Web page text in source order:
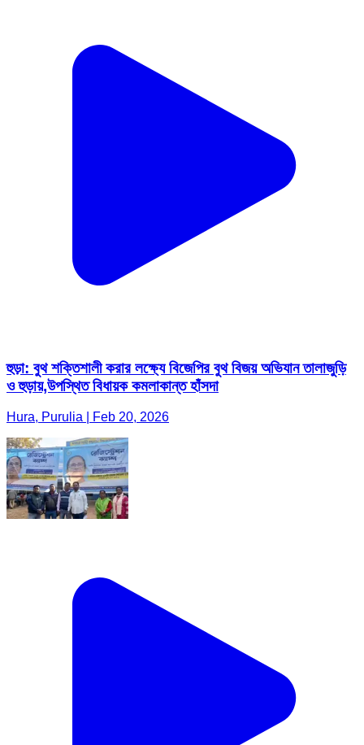
হুড়া: বুথ শক্তিশালী করার লক্ষ্যে বিজেপির বুথ বিজয় অভিযান তালাজুড়ি
ও হুড়ায়,উপস্থিত বিধায়ক কমলাকান্ত হাঁসদা
Hura, Purulia | Feb 20, 2026